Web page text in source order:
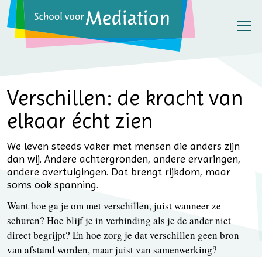
Verschillen: de kracht van
elkaar écht zien
We leven steeds vaker met mensen die anders zijn
dan wij. Andere achtergronden, andere ervaringen,
andere overtuigingen. Dat brengt rijkdom, maar
soms ook spanning.
Want hoe ga je om met verschillen, juist wanneer ze
schuren? Hoe blijf je in verbinding als je de ander niet
direct begrijpt? En hoe zorg je dat verschillen geen bron
van afstand worden, maar juist van samenwerking?